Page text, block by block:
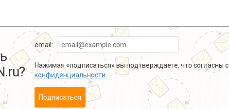
email:
Нажимая «подписаться» вы подтверждаете, что согласны с
конфиденциальности
Подписаться